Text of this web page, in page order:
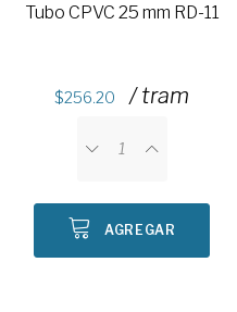
Tubo CPVC 25 mm RD-11
256.20 / tram
AGREGAR